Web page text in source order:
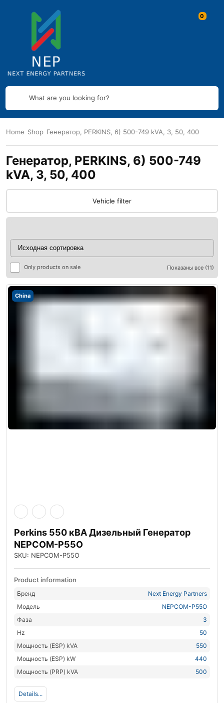
What are you looking for?
Home Shop Генератор, PERKINS, 6) 500-749 kVA, 3, 50, 400
Генератор, PERKINS, 6) 500-749
kVA, 3, 50, 400
Vehicle filter
Only products on sale Показаны все (11)
China
Perkins 550 кВА Дизельный Генератор
NEPCOM-P55O
SKU: NEPCOM-P55O
Product information
Бренд
Next Energy Partners
Модель
NEPCOM-P55O
Фаза
3
Hz
50
Мощность (ESP) kVA
550
Мощность (ESP) kW
440
Мощность (PRP) kVA
500
Details...